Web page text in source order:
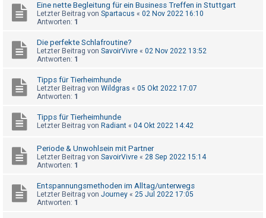
n
b
n
t
w
e
t
Eine nette Begleitung für ein Business Treffen in Stuttgart
Letzter Beitrag von Spartacus « 02 Nov 2022 16:10
Antworten: 1
Die perfekte Schlafroutine?
Letzter Beitrag von SavoirVivre « 02 Nov 2022 13:52
Antworten: 1
Tipps für Tierheimhunde
Letzter Beitrag von Wildgras « 05 Okt 2022 17:07
Antworten: 1
Tipps für Tierheimhunde
Letzter Beitrag von Radiant « 04 Okt 2022 14:42
Periode & Unwohlsein mit Partner
Letzter Beitrag von SavoirVivre « 28 Sep 2022 15:14
Antworten: 1
Entspannungsmethoden im Alltag/unterwegs
Letzter Beitrag von Journey « 25 Jul 2022 17:05
Antworten: 1